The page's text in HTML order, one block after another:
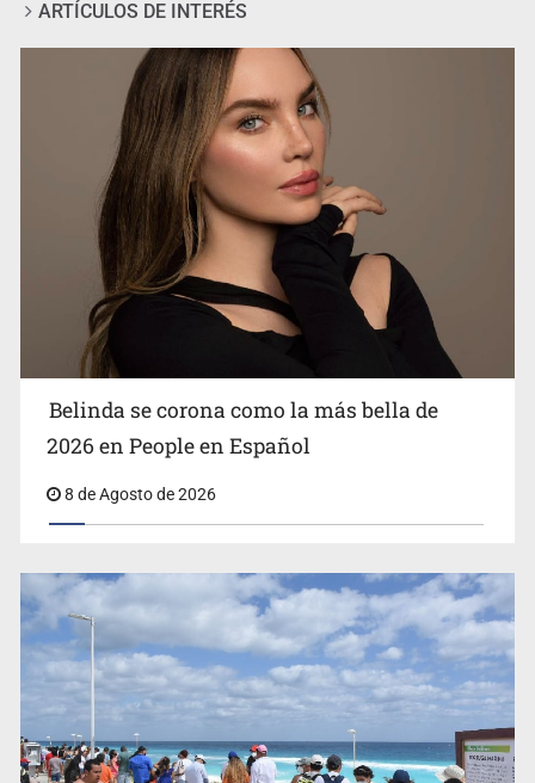
Ciclosporiasis no representa un riesgo epidemiológico
masivo
EU reanudará este sábado inspecciones de aguacate en
Michoacán
ARTÍCULOS DE INTERÉS
Belinda se corona como la más bella de
2026 en People en Español
8 de Agosto de 2026